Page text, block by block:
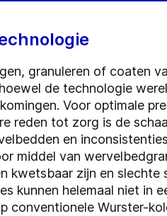
granuleren of coaten
de technologie
Voor optimale
reden tot zorg is de
en
middel van
kwetsbaar zijn en
kunnen helemaal niet in
conventionele Wurster-